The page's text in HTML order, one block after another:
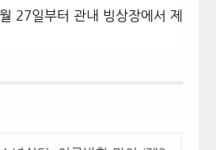
27일부터 관내 빙상장에서 제